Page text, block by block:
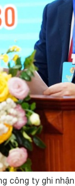
công ty ghi